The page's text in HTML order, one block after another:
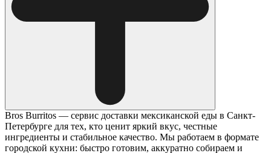
Bros Burritos — сервис доставки мексиканской еды в Санкт-
Петербурге для тех, кто ценит яркий вкус, честные
ингредиенты и стабильное качество. Мы работаем в формате
городской кухни: быстро готовим, аккуратно собираем и